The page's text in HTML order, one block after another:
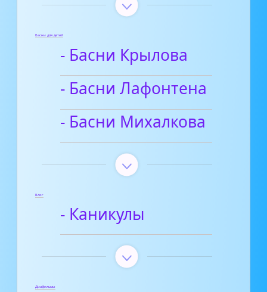
Басни для детей
- Басни Крылова
- Басни Лафонтена
- Басни Михалкова
Блог
- Каникулы
Диафильмы